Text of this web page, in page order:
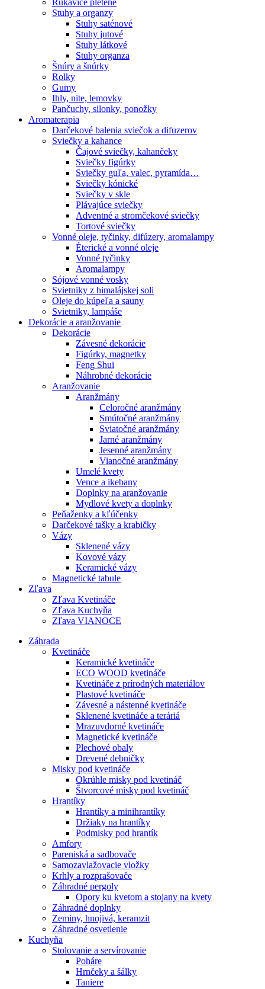
Rukavice pletené
Stuhy a organzy
Stuhy saténové
Stuhy jutové
Stuhy látkové
Stuhy organza
Šnúry a šnúrky
Rolky
Gumy
Ihly, nite, lemovky
Pančuchy, silonky, ponožky
Aromaterapia
Darčekové balenia sviečok a difuzerov
Sviečky a kahance
Čajové sviečky, kahančeky
Sviečky figúrky
Sviečky guľa, valec, pyramída…
Sviečky kónické
Sviečky v skle
Plávajúce sviečky
Adventné a stromčekové sviečky
Tortové sviečky
Vonné oleje, tyčinky, difúzery, aromalampy
Éterické a vonné oleje
Vonné tyčinky
Aromalampy
Sójové vonné vosky
Svietniky z himalájskej soli
Oleje do kúpeľa a sauny
Svietniky, lampáše
Dekorácie a aranžovanie
Dekorácie
Závesné dekorácie
Figúrky, magnetky
Feng Shui
Náhrobné dekorácie
Aranžovanie
Aranžmány
Celoročné aranžmány
Smútočné aranžmány
Sviatočné aranžmány
Jarné aranžmány
Jesenné aranžmány
Vianočné aranžmány
Umelé kvety
Vence a ikebany
Doplnky na aranžovanie
Mydlové kvety a doplnky
Peňaženky a kľúčenky
Darčekové tašky a krabičky
Vázy
Sklenené vázy
Kovové vázy
Keramické vázy
Magnetické tabule
Zľava
Zľava Kvetináče
Zľava Kuchyňa
Zľava VIANOCE
Záhrada
Kvetináče
Keramické kvetináče
ECO WOOD kvetináče
Kvetináče z prírodných materiálov
Plastové kvetináče
Závesné a nástenné kvetináče
Sklenené kvetináče a teráriá
Mrazuvdorné kvetináče
Magnetické kvetináče
Plechové obaly
Drevené debničky
Misky pod kvetináče
Okrúhle misky pod kvetináč
Štvorcové misky pod kvetináč
Hrantíky
Hrantíky a minihrantíky
Držiaky na hrantíky
Podmisky pod hrantík
Amfory
Pareniská a sadbovače
Samozavlažovacie vložky
Krhly a rozprašovače
Záhradné pergoly
Opory ku kvetom a stojany na kvety
Záhradné doplnky
Zeminy, hnojivá, keramzit
Záhradné osvetlenie
Kuchyňa
Stolovanie a servírovanie
Poháre
Hrnčeky a šálky
Taniere